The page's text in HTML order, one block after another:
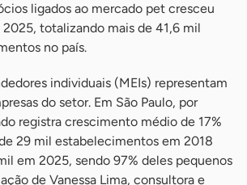
ligados ao mercado pet cresceu
totalizando mais de 41,6 mil
no país.
individuais (MEIs) representam
do setor. Em São Paulo, por
registra crescimento médio de 17%
29 mil estabelecimentos em 2018
em 2025, sendo 97% deles pequenos
de Vanessa Lima, consultora e